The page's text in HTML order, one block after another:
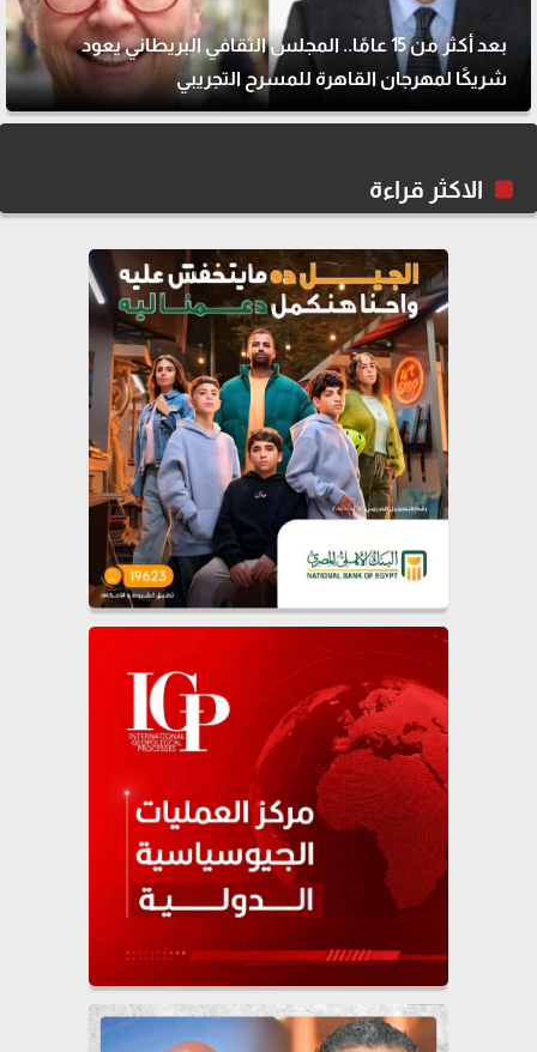
بعد أكثر من 15 عامًا.. المجلس الثقافي البريطاني يعود
شريكًا لمهرجان القاهرة للمسرح التجريبي
الاكثر قراءة